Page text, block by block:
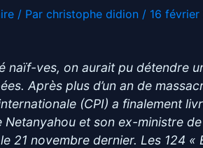
/ Par christophe didion / 16
naïf-ves, on aurait pu détendre
Après plus d’un an de
(CPI) a finalement
Netanyahou et son ex-ministre
21 novembre dernier. Les 124 «